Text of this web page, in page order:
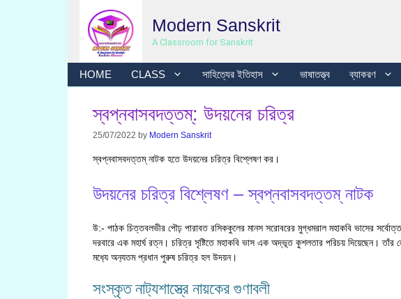
Modern Sanskrit
A Classroom for Sanskrit
HOME CLASS সাহিত্যের ইতিহাস ভাষাতত্ত্ব ব্যাকরণ
স্বপ্নবাসবদত্তম্: উদয়নের চরিত্র
25/07/2022 by Modern Sanskrit
স্বপ্নবাসবদত্তম্ নাটক হতে উদয়নের চরিত্র বিশ্লেষণ কর।
উদয়নের চরিত্র বিশ্লেষণ – স্বপ্নবাসবদত্তম্ নাটক
উ:- পাঠক চিত্তবলভীর পৌঢ় পারাবত রসিককুলের মানস সরোবরের মুগ্ধমরাল মহাকবি ভাসের
দরবারে এক মহার্ঘ রত্ন। চরিত্র সৃষ্টিতে মহাকবি ভাস এক অদ্ভূত কুশলতার পরিচয় দিয়েছেন। তাঁর
মধ‍্যে অন‍্যতম প্রধান পুরুষ চরিত্র হল উদয়ন।
সংস্কৃত নাট‍্যশাস্ত্রে নায়কের গুণাবলী